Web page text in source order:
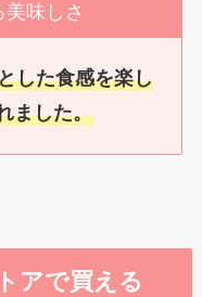
味しさ
した食感を楽し
ました。
アで買える